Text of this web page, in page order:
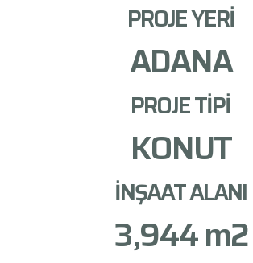
PROJE YERİ
ADANA
PROJE TİPİ
KONUT
İNŞAAT ALANI
3,944 m2